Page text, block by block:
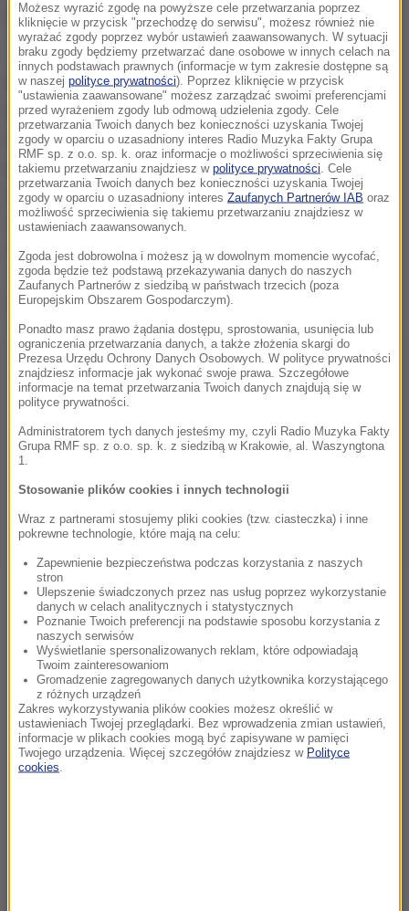
swojej akcji.
Ta sama grupa ekologiczna organizowała pod
koniec stycznia br. analogiczną akcję w paryskim
Luwrze. Wówczas aktywistki oblały zupą arcydzieło
Leonarda da Vinci "Mona Lisa", które chronione jest
pancerną szybą. Riposte Alimentaire argumentuje,
że jej celem jest "zainicjowanie radykalnych zmian
w społeczeństwie na płaszczyźnie klimatycznej i
socjalnej".
Dalsza część artykułu pod materiałem video:
Możesz wyrazić zgodę na powyższe cele przetwarzania poprzez
kliknięcie w przycisk "przechodzę do serwisu", możesz również nie
wyrażać zgody poprzez wybór ustawień zaawansowanych. W sytuacji
braku zgody będziemy przetwarzać dane osobowe w innych celach na
innych podstawach prawnych (informacje w tym zakresie dostępne są
w naszej polityce prywatności). Poprzez kliknięcie w przycisk
"ustawienia zaawansowane" możesz zarządzać swoimi preferencjami
przed wyrażeniem zgody lub odmową udzielenia zgody. Cele
przetwarzania Twoich danych bez konieczności uzyskania Twojej
zgody w oparciu o uzasadniony interes Radio Muzyka Fakty Grupa
RMF sp. z o.o. sp. k. oraz informacje o możliwości sprzeciwienia się
takiemu przetwarzaniu znajdziesz w polityce prywatności . Cele
przetwarzania Twoich danych bez konieczności uzyskania Twojej
zgody w oparciu o uzasadniony interes Zaufanych Partnerów IAB oraz
możliwość sprzeciwienia się takiemu przetwarzaniu znajdziesz w
ustawieniach zaawansowanych.
Zgoda jest dobrowolna i możesz ją w dowolnym momencie wycofać,
zgoda będzie też podstawą przekazywania danych do naszych
Zaufanych Partnerów z siedzibą w państwach trzecich (poza
Europejskim Obszarem Gospodarczym).
Ponadto masz prawo żądania dostępu, sprostowania, usunięcia lub
ograniczenia przetwarzania danych, a także złożenia skargi do
Prezesa Urzędu Ochrony Danych Osobowych. W polityce prywatności
znajdziesz informacje jak wykonać swoje prawa. Szczegółowe
informacje na temat przetwarzania Twoich danych znajdują się w
polityce prywatności.
Administratorem tych danych jesteśmy my, czyli Radio Muzyka Fakty
Grupa RMF sp. z o.o. sp. k. z siedzibą w Krakowie, al. Waszyngtona
1.
Stosowanie plików cookies i innych technologii
Wraz z partnerami stosujemy pliki cookies (tzw. ciasteczka) i inne
pokrewne technologie, które mają na celu:
Zapewnienie bezpieczeństwa podczas korzystania z naszych
stron
Ulepszenie świadczonych przez nas usług poprzez wykorzystanie
danych w celach analitycznych i statystycznych
Poznanie Twoich preferencji na podstawie sposobu korzystania z
naszych serwisów
Wyświetlanie spersonalizowanych reklam, które odpowiadają
Twoim zainteresowaniom
Gromadzenie zagregowanych danych użytkownika korzystającego
z różnych urządzeń
Zakres wykorzystywania plików cookies możesz określić w
ustawieniach Twojej przeglądarki. Bez wprowadzenia zmian ustawień,
informacje w plikach cookies mogą być zapisywane w pamięci
Twojego urządzenia. Więcej szczegółów znajdziesz w Polityce
cookies